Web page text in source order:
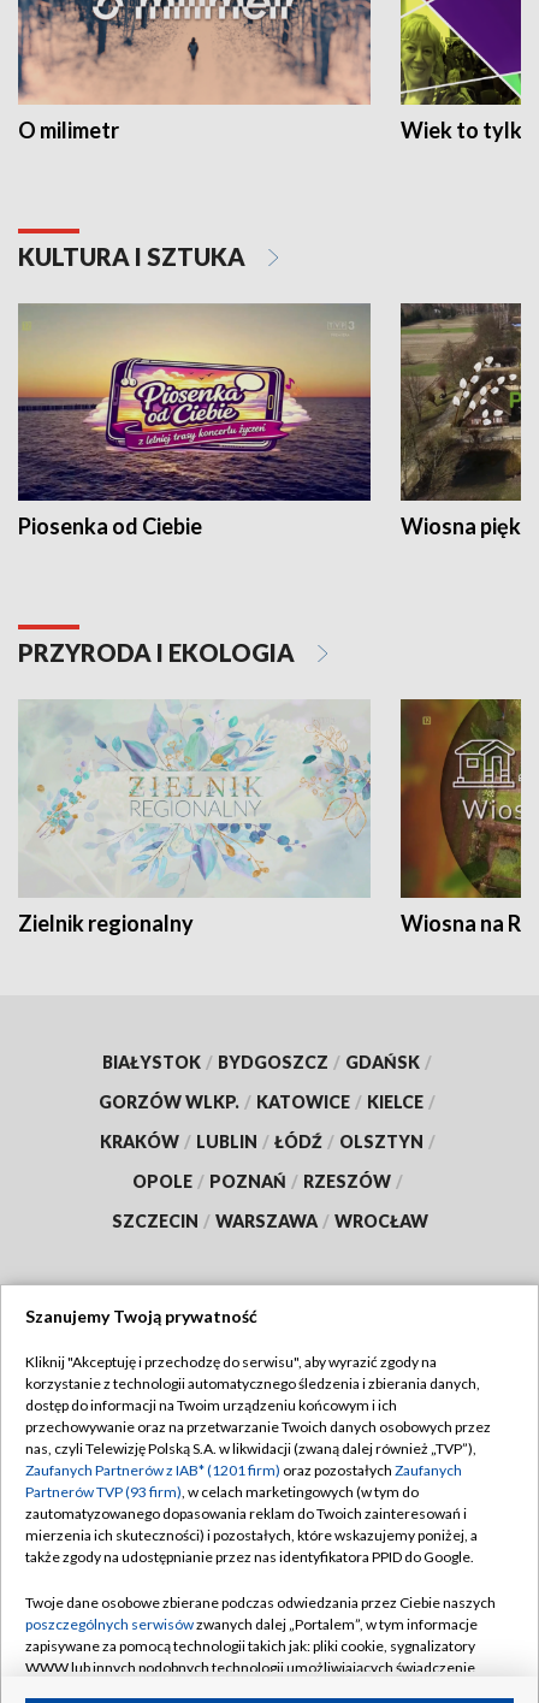
O milimetr Wiek to tylko
KULTURA I SZTUKA
Piosenka od Ciebie Wiosna
PRZYRODA I EKOLOGIA
Zielnik regionalny Wiosna na
BIAŁYSTOK / BYDGOSZCZ / GDAŃSK /
GORZÓW WLKP. / KATOWICE / KIELCE /
KRAKÓW / LUBLIN / ŁÓDŹ / OLSZTYN /
OPOLE / POZNAŃ / RZESZÓW /
SZCZECIN / WARSZAWA / WROCŁAW
TVP
Abonament TVP
Emisja w TVP
Centrum informacji TVP
Naziemna Telewizja Cyfrowa
Rada Programowa
System NOS
Informacje o nadawcy
Regulamin TVP
Polityka prywatności
Moje zgody
Pomoc
Kontakt
Szanujemy Twoją prywatność
Kliknij "Akceptuję i przechodzę do serwisu", aby wyrazić zgody na
korzystanie z technologii automatycznego śledzenia i zbierania danych,
dostęp do informacji na Twoim urządzeniu końcowym i ich
przechowywanie oraz na przetwarzanie Twoich danych osobowych przez
nas, czyli Telewizję Polską S.A. w likwidacji (zwaną dalej również „TVP”),
Zaufanych Partnerów z IAB* (1201 firm) oraz pozostałych Zaufanych
Partnerów TVP (93 firm), w celach marketingowych (w tym do
zautomatyzowanego dopasowania reklam do Twoich zainteresowań i
mierzenia ich skuteczności) i pozostałych, które wskazujemy poniżej, a
także zgody na udostępnianie przez nas identyfikatora PPID do Google.
Twoje dane osobowe zbierane podczas odwiedzania przez Ciebie naszych
poszczególnych serwisówzwanych dalej „Portalem”, w tym informacje
zapisywane za pomocą technologii takich jak: pliki cookie, sygnalizatory
WWW lub innych podobnych technologii umożliwiających świadczenie